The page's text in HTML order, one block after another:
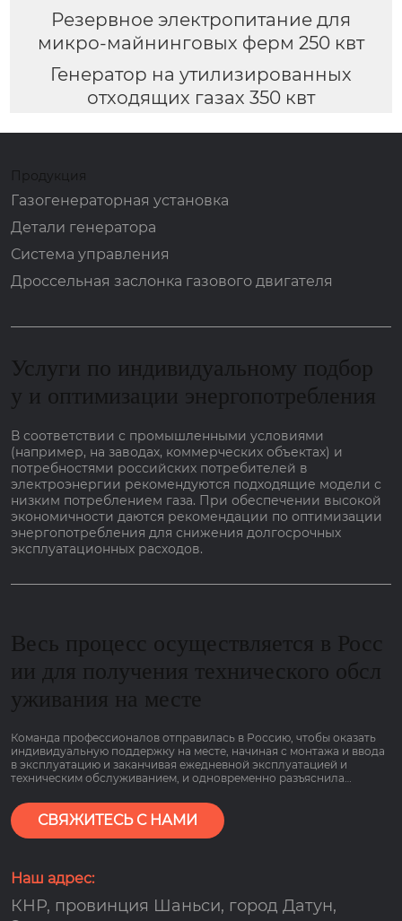
Резервное электропитание для
микро-майнинговых ферм 250 квт
Генератор на утилизированных
отходящих газах 350 квт
Продукция
Газогенераторная установка
Детали генератора
Система управления
Дроссельная заслонка газового двигателя
Услуги по индивидуальному подбор
у и оптимизации энергопотребления
В соответствии с промышленными условиями
(например, на заводах, коммерческих объектах) и
потребностями российских потребителей в
электроэнергии рекомендуются подходящие модели с
низким потреблением газа. При обеспечении высокой
экономичности даются рекомендации по оптимизации
энергопотребления для снижения долгосрочных
эксплуатационных расходов.
Весь процесс осуществляется в Росс
ии для получения технического обсл
уживания на месте
Команда профессионалов отправилась в Россию, чтобы оказать
индивидуальную поддержку на месте, начиная с монтажа и ввода
в эксплуатацию и заканчивая ежедневной эксплуатацией и
техническим обслуживанием, и одновременно разъяснила
потреблением газа и гарантией сроком на 2 года, чтобы клиенты
могли пользоваться им болеею спокойно.
СВЯЖИТЕСЬ С НАМИ
Наш адрес:
КНР, провинция Шаньси, город Датун,